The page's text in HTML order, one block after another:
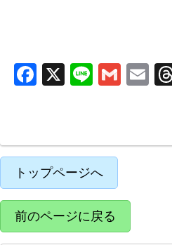
F
e
b
o
o
k
X
Li
G
E
トップページへ
前のページに戻る